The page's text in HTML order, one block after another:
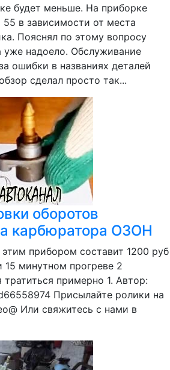
будет меньше. На приборке
в зависимости от места
Пояснял по этому вопросу
уже надоело. Обслуживание
ошибки в названиях деталей
сделал просто так...
оборотов
карбюратора ОЗОН
прибором составит 1200 руб
минутном прогреве 2
тратиться примерно 1. Автор:
Присылайте ролики на
Или свяжитесь с нами в